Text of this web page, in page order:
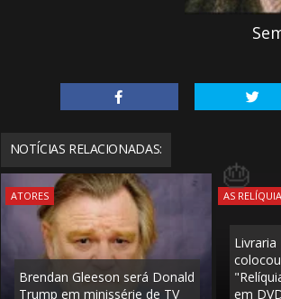
NOTÍCIAS RELACIONADAS:
ATORES
Brendan Gleeson será Donald
Trump em minissérie de TV
AS
Livraria
em
⚡